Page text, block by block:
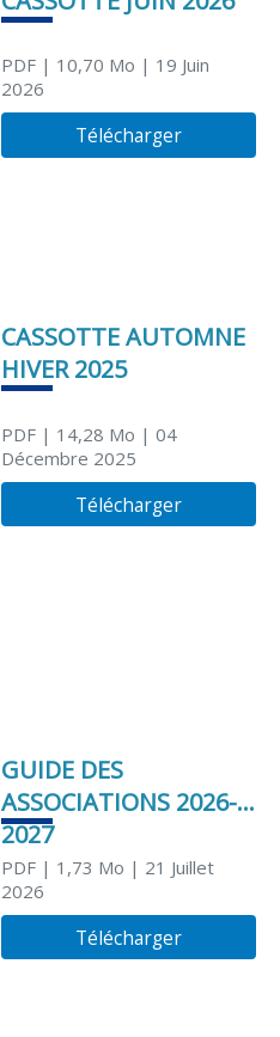
PDF| 10,70 Mo | 19 Juin
2026
Télécharger
CASSOTTE AUTOMNE
HIVER 2025
PDF| 14,28 Mo | 04
Décembre 2025
Télécharger
GUIDE DES
ASSOCIATIONS 2026-
2027
PDF| 1,73 Mo | 21 Juillet
2026
Télécharger